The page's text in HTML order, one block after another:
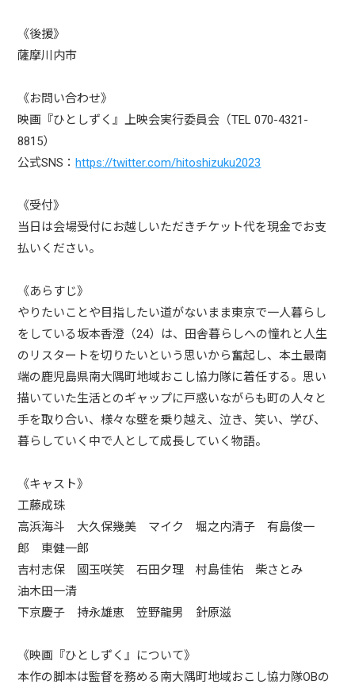
《後援》
薩摩川内市
《お問い合わせ》
映画『ひとしずく』上映会実行委員会（TEL 070-4321-
8815）
公式SNS：https://twitter.com/hitoshizuku2023
《受付》
当日は会場受付にお越しいただきチケット代を現金でお支
払いください。
《あらすじ》
やりたいことや目指したい道がないまま東京で一人暮らし
をしている坂本香澄（24）は、田舎暮らしへの憧れと人生
のリスタートを切りたいという思いから奮起し、本土最南
端の鹿児島県南大隅町地域おこし協力隊に着任する。思い
描いていた生活とのギャップに戸惑いながらも町の人々と
手を取り合い、様々な壁を乗り越え、泣き、笑い、学び、
暮らしていく中で人として成長していく物語。
《キャスト》
工藤成珠
高浜海斗 大久保幾美 マイク 堀之内清子 有島俊一
郎 東健一郎
吉村志保 國玉咲笑 石田夕理 村島佳佑 柴さとみ
油木田一清
下京慶子 持永雄恵 笠野龍男 針原滋
《映画『ひとしずく』について》
本作の脚本は監督を務める南大隅町地域おこし協力隊OBの